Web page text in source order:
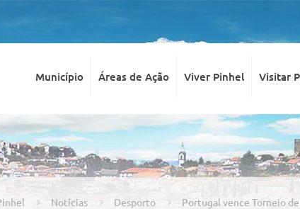
Município Áreas de Ação Viver Pinhel Visitar
Notícias Desporto Portugal vence Torneio